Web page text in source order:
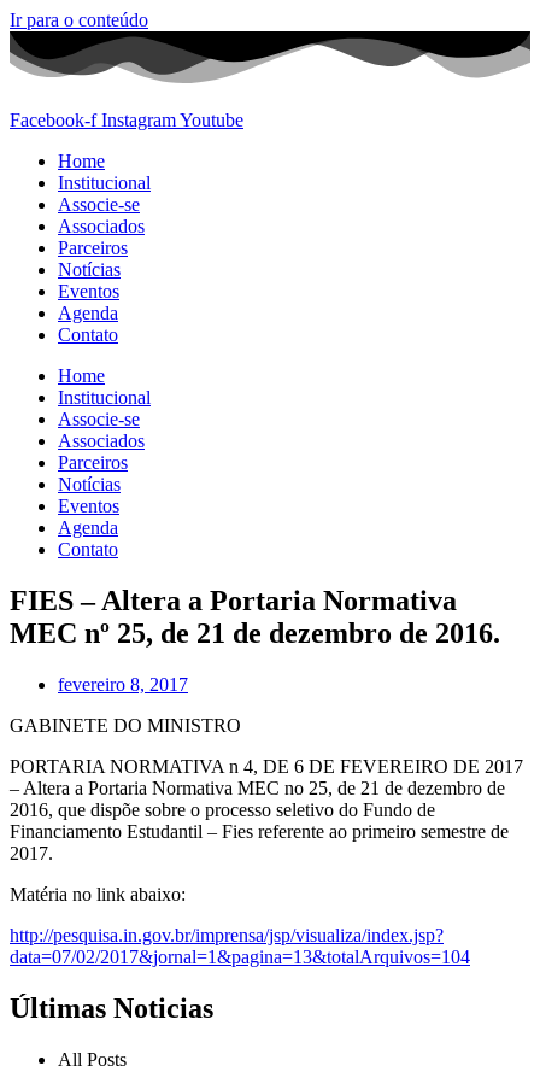
Ir para o conteúdo
Facebook-f InstagramYoutube
Home
Institucional
Associe-se
Associados
Parceiros
Notícias
Eventos
Agenda
Contato
Home
Institucional
Associe-se
Associados
Parceiros
Notícias
Eventos
Agenda
Contato
FIES – Altera a Portaria Normativa
MEC nº 25, de 21 de dezembro de 2016.
fevereiro 8, 2017
GABINETE DO MINISTRO
PORTARIA NORMATIVA n 4, DE 6 DE FEVEREIRO DE 2017
– Altera a Portaria Normativa MEC no 25, de 21 de dezembro de
2016, que dispõe sobre o processo seletivo do Fundo de
Financiamento Estudantil – Fies referente ao primeiro semestre de
2017.
Matéria no link abaixo:
http://pesquisa.in.gov.br/imprensa/jsp/visualiza/index.jsp?
data=07/02/2017&jornal=1&pagina=13&totalArquivos=104
Últimas Noticias
All Posts